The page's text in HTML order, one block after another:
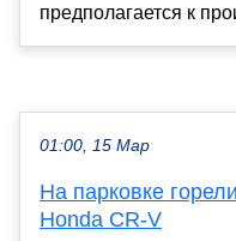
предполагается к
01:00, 15 Мар
На парковке
Honda CR-V